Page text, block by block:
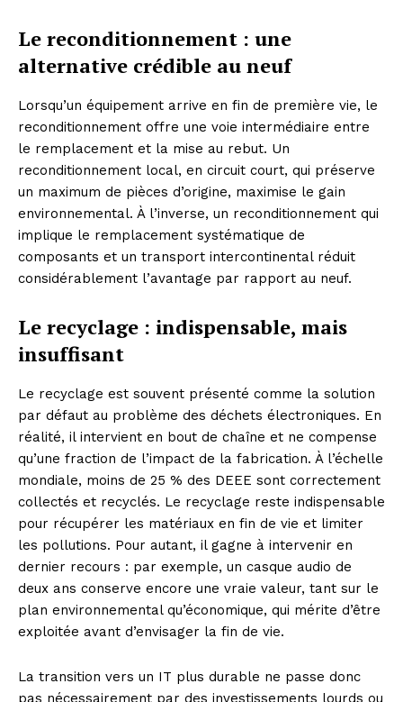
Le reconditionnement : une
alternative crédible au neuf
Lorsqu’un équipement arrive en fin de première vie, le
reconditionnement offre une voie intermédiaire entre
le remplacement et la mise au rebut. Un
reconditionnement local, en circuit court, qui préserve
un maximum de pièces d’origine, maximise le gain
environnemental. À l’inverse, un reconditionnement qui
implique le remplacement systématique de
composants et un transport intercontinental réduit
considérablement l’avantage par rapport au neuf.
Le recyclage : indispensable, mais
insuffisant
Le recyclage est souvent présenté comme la solution
par défaut au problème des déchets électroniques. En
réalité, il intervient en bout de chaîne et ne compense
qu’une fraction de l’impact de la fabrication. À l’échelle
mondiale, moins de 25 % des DEEE sont correctement
collectés et recyclés. Le recyclage reste indispensable
pour récupérer les matériaux en fin de vie et limiter
les pollutions. Pour autant, il gagne à intervenir en
dernier recours : par exemple, un casque audio de
deux ans conserve encore une vraie valeur, tant sur le
plan environnemental qu’économique, qui mérite d’être
exploitée avant d’envisager la fin de vie.
La transition vers un IT plus durable ne passe donc
pas nécessairement par des investissements lourds ou